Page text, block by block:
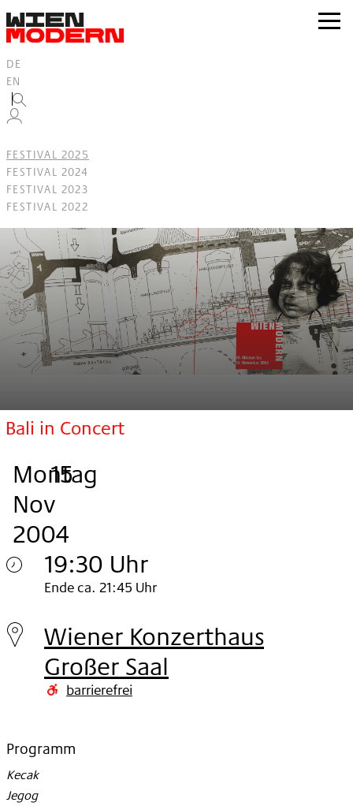
springen
zur
DE
EN
FESTIVAL 2025
FESTIVAL 2024
FESTIVAL 2023
FESTIVAL 2022
Bali in Concert
Montag
, 15
.
Nov
2004
.
19:30 Uhr
Montag
15.
Nov
2004
Ende ca. 21:45 Uhr
Wiener Konzerthaus
Großer Saal
barrierefrei
Programm
Kecak
Jegog